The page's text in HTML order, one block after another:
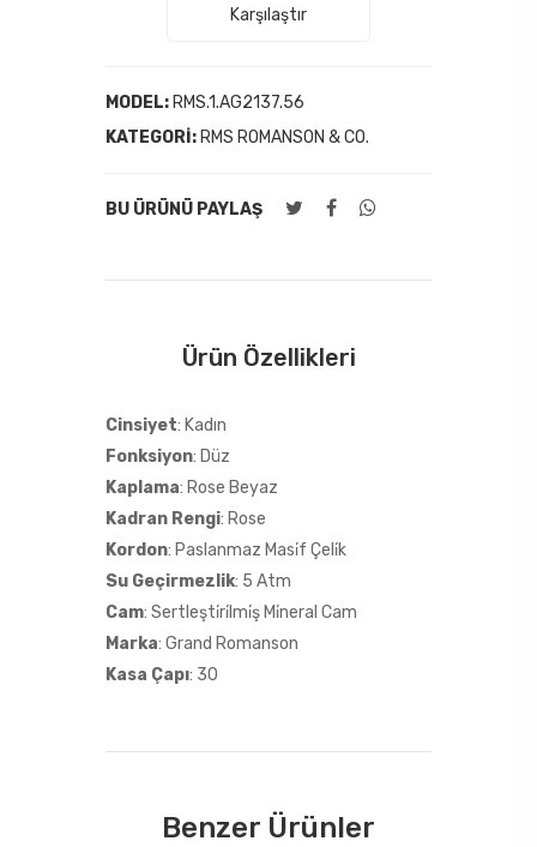
Karşılaştır
MODEL: RMS.1.AG2137.56
KATEGORI: RMS ROMANSON & CO.
BU ÜRÜNÜ PAYLAŞ
Ürün Özellikleri
Cinsiyet: Kadın
Fonksiyon: Düz
Kaplama: Rose Beyaz
Kadran Rengi: Rose
Kordon: Paslanmaz Masi̇f Çeli̇k
Su Geçirmezlik: 5 Atm
Cam: Sertleşti̇ri̇lmi̇ş Mi̇neral Cam
Marka: Grand Romanson
Kasa Çapı: 30
Benzer Ürünler